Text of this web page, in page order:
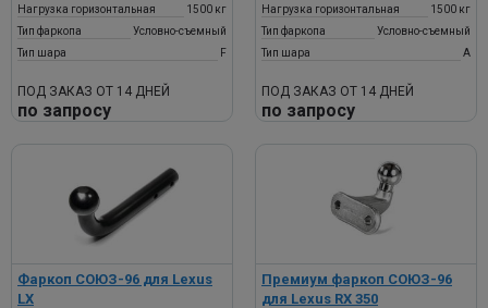
Нагрузка горизонтальная
1500 кг
Тип фаркопа
Условно-съемный
Тип шара
F
ПОД ЗАКАЗ ОТ 14 ДНЕЙ
по запросу
Нагрузка горизонтальная
1500 кг
Тип фаркопа
Условно-съемный
Тип шара
A
ПОД ЗАКАЗ ОТ 14 ДНЕЙ
по запросу
Фаркоп СОЮЗ-96 для Lexus
LX
Премиум фаркоп СОЮЗ-96
для Lexus RX 350